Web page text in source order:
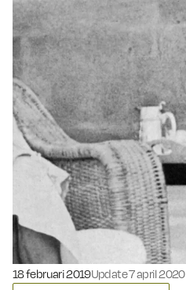
Gepubliceerd op:
18 februari 2019Update 7 april 2020